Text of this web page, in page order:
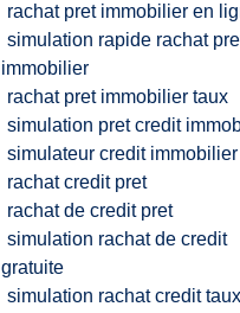
rachat pret immobilier en
simulation rapide rachat
immobilier
rachat pret immobilier taux
simulation pret credit
simulateur credit immobilier
rachat credit pret
rachat de credit pret
simulation rachat de credit
gratuite
simulation rachat credit